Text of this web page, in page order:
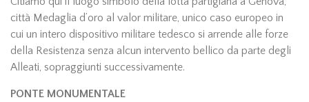
città Medaglia d’oro al valor militare, unico caso europeo in
cui un intero dispositivo militare tedesco si arrende alle forze
della Resistenza senza alcun intervento bellico da parte degli
Alleati, sopraggiunti successivamente.
PONTE MONUMENTALE